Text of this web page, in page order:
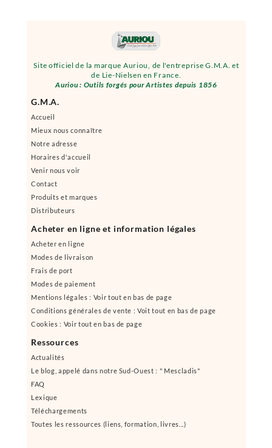
Site officiel de la marque Auriou, de l'entreprise G.M.A. et
de Lie-Nielsen en France.
Auriou : Outils forgés pour Artistes depuis 1856
G.M.A.
Accueil
Mieux nous connaître
Notre adresse
Horaires d'accueil
Venir nous voir
Contact
Produits et marques
Distributeurs
Acheter en ligne et information légales
Acheter en ligne
Modes de livraison
Frais de port
Modes de paiement
Mentions légales : Voir tout en bas de page
Conditions générales de vente : Voit tout en bas de page
Cookies : Voir tout en bas de page
Ressources
Actualités
Le blog, appelé dans notre Sud-Ouest : " Mescladis"
FAQ
Lexique
Téléchargements
Toutes les ressources (liens, formation, livres...)